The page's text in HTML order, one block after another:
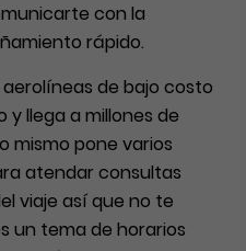
con la
rápido.
de bajo costo
llega a millones de
mismo pone varios
atendar consultas
viaje así que no te
un tema de horarios